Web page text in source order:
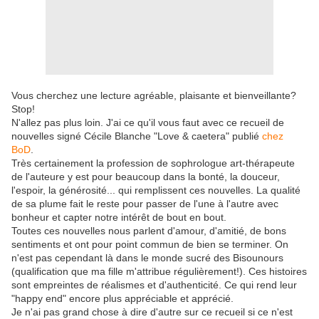
Vous cherchez une lecture agréable, plaisante et bienveillante?
Stop!
N'allez pas plus loin. J'ai ce qu'il vous faut avec ce recueil de
nouvelles signé Cécile Blanche "Love & caetera" publié chez
BoD
Très certainement la profession de sophrologue art-thérapeute
de l'auteure y est pour beaucoup dans la bonté, la douceur,
l'espoir, la générosité... qui remplissent ces nouvelles. La qualité
de sa plume fait le reste pour passer de l'une à l'autre avec
bonheur et capter notre intérêt de bout en bout.
Toutes ces nouvelles nous parlent d'amour, d'amitié, de bons
sentiments et ont pour point commun de bien se terminer. On
n'est pas cependant là dans le monde sucré des Bisounours
(qualification que ma fille m'attribue régulièrement!). Ces histoires
sont empreintes de réalismes et d'authenticité. Ce qui rend leur
"happy end" encore plus appréciable et apprécié.
Je n'ai pas grand chose à dire d'autre sur ce recueil si ce n'est